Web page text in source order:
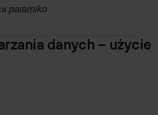
paramiko
danych – użycie